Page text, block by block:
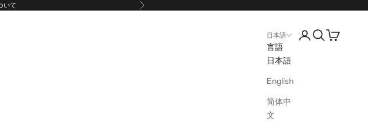
いて 次へ
日本語
言語
日本語
English
简体中
文
アカウントページ
検索を開く
カートを